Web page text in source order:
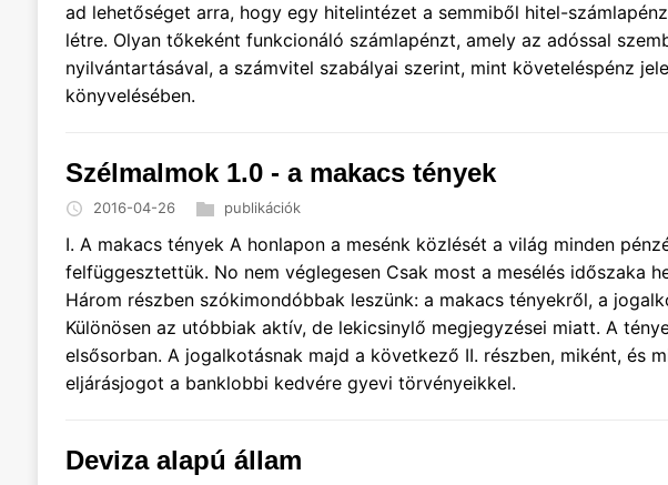
ad lehetőséget arra, hogy egy hitelintézet a semmiből hitel-
létre. Olyan tőkeként funkcionáló számlapénzt, amely az adóssal
nyilvántartásával, a számvitel szabályai szerint, mint követeléspénz
könyvelésében.
Szélmalmok 1.0 - a makacs tények
2016-04-26 publikációk
I. A makacs tények A honlapon a mesénk közlését a világ minden
felfüggesztettük. No nem véglegesen Csak most a mesélés időszaka
Három részben szókimondóbbak leszünk: a makacs tényekről, a
Különösen az utóbbiak aktív, de lekicsinylő megjegyzései miatt. A
elsősorban. A jogalkotásnak majd a következő II. részben, miként, és
eljárásjogot a banklobbi kedvére gyevi törvényeikkel.
Deviza alapú állam